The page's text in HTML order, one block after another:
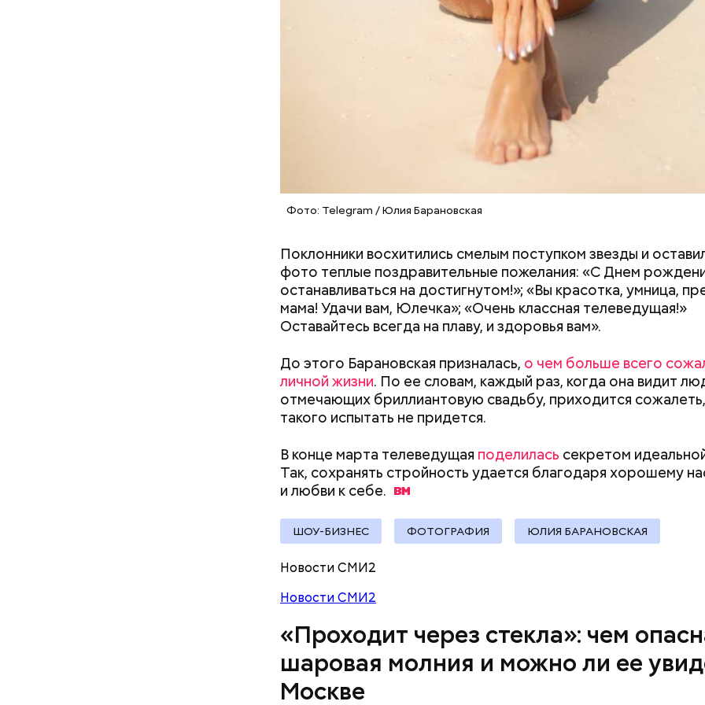
Фото: Telegram / Юлия Барановская
Поклонники восхитились смелым поступком звезды и
фото теплые поздравительные пожелания: «С Днем
останавливаться на достигнутом!»; «Вы красотка, умница,
мама! Удачи вам, Юлечка»; «Очень классная телеведущая!»
Оставайтесь всегда на плаву, и здоровья вам».
До этого Барановская призналась, о чем больше всего
личной жизни. По ее словам, каждый раз, когда она видит
отмечающих бриллиантовую свадьбу, приходится
такого испытать не придется.
В конце марта телеведущая поделилась секретом
Так, сохранять стройность удается благодаря хорошему
и любви к себе.
ШОУ-БИЗНЕС ФОТОГРАФИЯ ЮЛИЯ БАРАНОВСКАЯ
Новости СМИ2
Новости СМИ2
«Проходит через стекла»: чем
шаровая молния и можно ли ее
Москве
Среднее время жизни молнии (маленькой и средней) около
Большие же могут жить и до нескольких минут, отметил
По его словам, солдаты не знали о масштабах трагедии.
ситуацию. Что нас возьмет, самых крепких и сильных? Знали
Хиросиме и Нагасаки. С подобным сами не сталкивались, —
ликвидатор.
трудной
претендовать и
документы